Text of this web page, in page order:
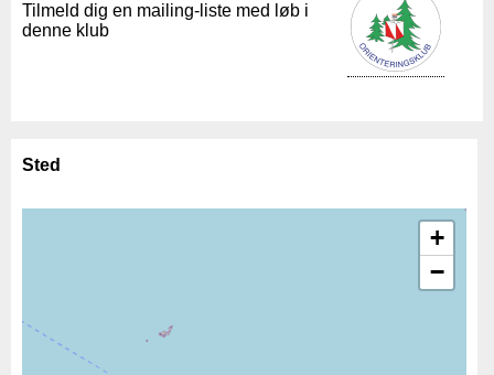
Tilmeld dig en mailing-liste med løb i
denne klub
Sted
+
−